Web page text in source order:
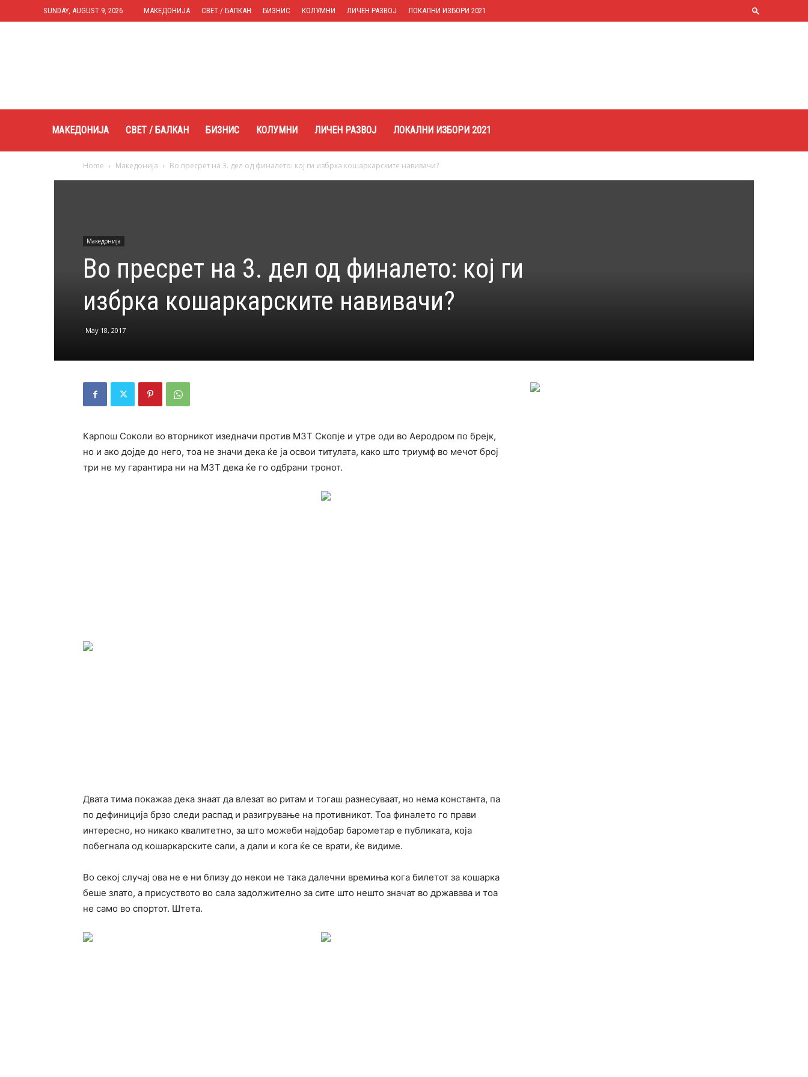
SUNDAY, AUGUST 9, 2026 МАКЕДОНИЈА СВЕТ / БАЛКАН БИЗНИС КОЛУМНИ ЛИЧЕН РАЗВОЈ ЛОКАЛНИ ИЗБОРИ 2021
МАКЕДОНИЈА СВЕТ / БАЛКАН БИЗНИС КОЛУМНИ ЛИЧЕН РАЗВОЈ ЛОКАЛНИ ИЗБОРИ 2021
Home Македонија Во пресрет на 3. дел од финалето: кој ги избрка кошаркарските навивачи?
Македонија
Во пресрет на 3. дел од финалето: кој ги
избрка кошаркарските навивачи?
May 18, 2017
Карпош Соколи во вторникот изедначи против МЗТ Скопје и утре оди во Аеродром по брејк,
но и ако дојде до него, тоа не значи дека ќе ја освои титулата, како што триумф во мечот број
три не му гарантира ни на МЗТ дека ќе го одбрани тронот.
Двата тима покажаа дека знаат да влезат во ритам и тогаш разнесуваат, но нема константа, па
по дефиниција брзо следи распад и разигрување на противникот. Тоа финалето го прави
интересно, но никако квалитетно, за што можеби најдобар барометар е публиката, која
побегнала од кошаркарските сали, а дали и кога ќе се врати, ќе видиме.
Во секој случај ова не е ни близу до некои не така далечни времиња кога билетот за кошарка
беше злато, а присуството во сала задолжително за сите што нешто значат во државава и тоа
не само во спортот. Штета.